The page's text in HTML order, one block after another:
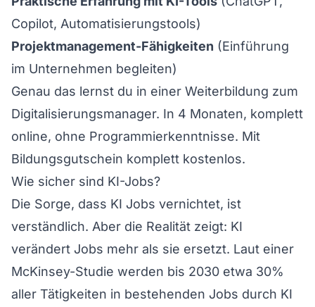
Copilot, Automatisierungstools)
Projektmanagement-Fähigkeiten (Einführung
im Unternehmen begleiten)
Genau das lernst du in einer Weiterbildung zum
Digitalisierungsmanager. In 4 Monaten, komplett
online, ohne Programmierkenntnisse. Mit
Bildungsgutschein komplett kostenlos.
Wie sicher sind KI-Jobs?
Die Sorge, dass KI Jobs vernichtet, ist
verständlich. Aber die Realität zeigt: KI
verändert Jobs mehr als sie ersetzt. Laut einer
McKinsey-Studie werden bis 2030 etwa 30%
aller Tätigkeiten in bestehenden Jobs durch KI